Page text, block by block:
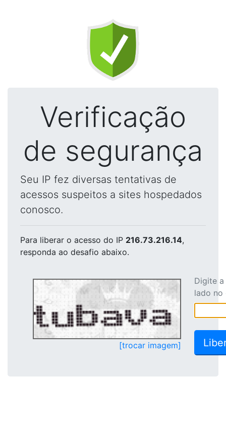
Verificação
de segurança
Seu IP fez diversas tentativas de
acessos suspeitos a sites hospedados
conosco.
Para liberar o acesso do IP 216.73.216.14,
responda ao desafio abaixo.
[trocar imagem]
Digite
lado no